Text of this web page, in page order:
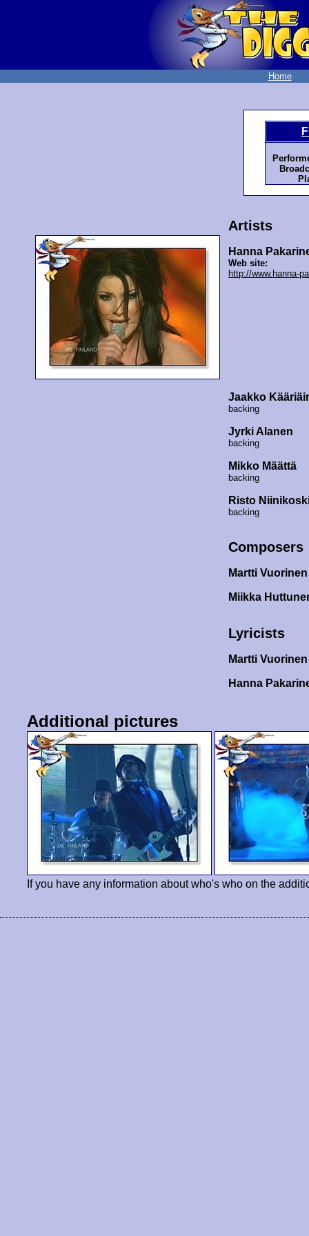
Home
Artists
Hanna
Web site:
http://www.hanna-
Jaakko
backing
Jyrki Alanen
backing
Mikko Määttä
backing
Risto
backing
Composers
Martti Vuorinen
Miikka
Lyricists
Martti
Hanna
Additional pictures
If you have any information about who's who on the